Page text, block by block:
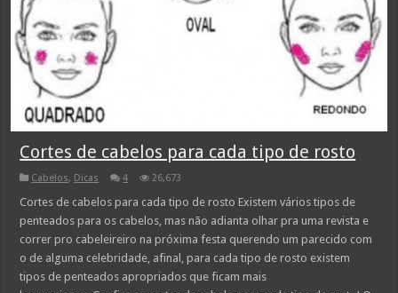
Cortes de cabelos para cada tipo de rosto
Cabelos, Dicas 4 26,673
Cortes de cabelos para cada tipo de rosto Existem vários tipos de
penteados para os cabelos, mas não adianta olhar pra uma revista e
correr pro cabeleireiro na próxima festa querendo um parecido com
o de alguma celebridade, afinal, para cada tipo de rosto existem
tipos de penteados apropriados que ficam mais